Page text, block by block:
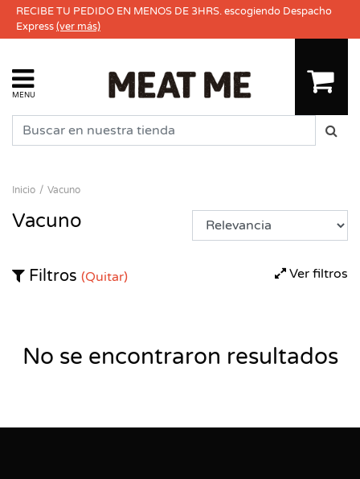
RECIBE TU PEDIDO EN MENOS DE 3HRS. escogiendo Despacho
Express(ver más)
MENU
Inicio Vacuno
Vacuno
Ver filtros
Filtros (Quitar)
No se encontraron resultados